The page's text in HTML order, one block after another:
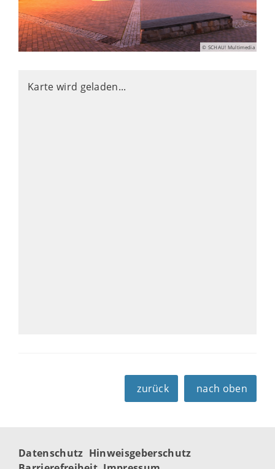
© SCHAU! Multimedia
Karte wird geladen...
zurück nach oben
Datenschutz Hinweisgeberschutz